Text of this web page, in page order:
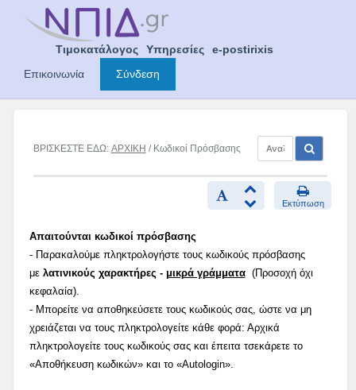
Τιμοκατάλογος Υπηρεσίες
e-postirixis
Επικοινωνία
Σύνδεση
ΒΡΙΣΚΕΣΤΕ ΕΔΩ: ΑΡΧΙΚΗ / Κωδικοί Πρόσβασης
Εκτύπωση
Απαιτούνται κωδικοί πρόσβασης
- Παρακαλούμε πληκτρολογήστε τους κωδικούς πρόσβασης
με λατινικούς χαρακτήρες - μικρά γράμματα(Προσοχή όχι
κεφαλαία).
- Μπορείτε να αποθηκεύσετε τους κωδικούς σας, ώστε να μη
χρειάζεται να τους πληκτρολογείτε κάθε φορά: Αρχικά
πληκτρολογείτε τους κωδικούς σας και έπειτα τσεκάρετε το
«Αποθήκευση κωδικών» και το «Autologin».